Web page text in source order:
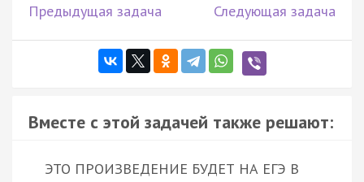
Предыдущая задача Следующая задача
Вместе с этой задачей также решают:
ЭТО ПРОИЗВЕДЕНИЕ БУДЕТ НА ЕГЭ В